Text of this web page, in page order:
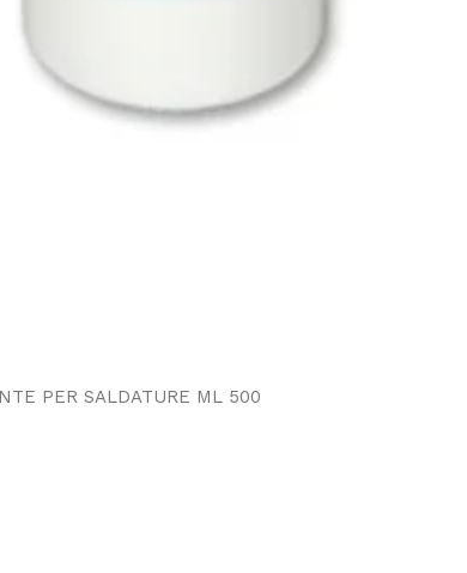
PER SALDATURE ML 500